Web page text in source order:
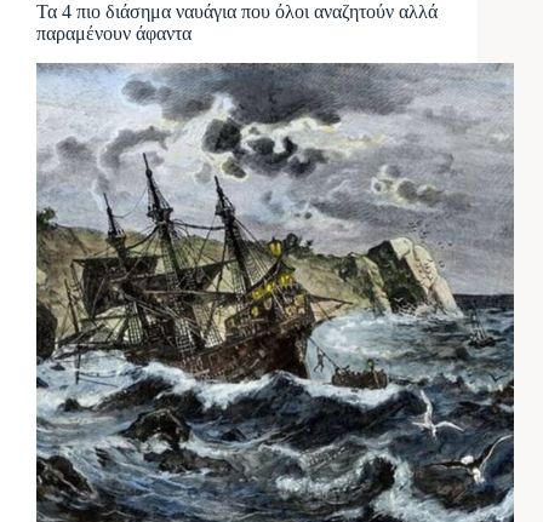
Τα 4 πιο διάσημα ναυάγια που όλοι αναζητούν αλλά
παραμένουν άφαντα